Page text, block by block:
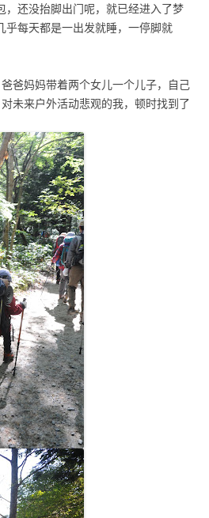
，还没抬脚出门呢，就已经进入了梦
乎每天都是一出发就睡，一停脚就
爸妈妈带着两个女儿一个儿子，自己
未来户外活动悲观的我，顿时找到了